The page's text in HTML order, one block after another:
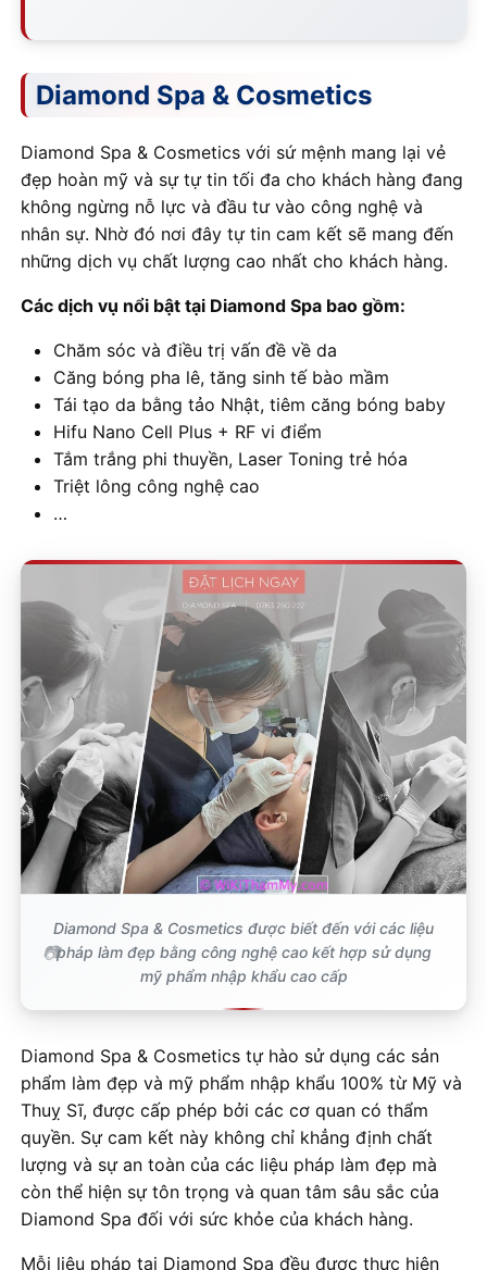
Diamond Spa & Cosmetics
Diamond Spa & Cosmetics với sứ mệnh mang lại vẻ
đẹp hoàn mỹ và sự tự tin tối đa cho khách hàng đang
không ngừng nỗ lực và đầu tư vào công nghệ và
nhân sự. Nhờ đó nơi đây tự tin cam kết sẽ mang đến
những dịch vụ chất lượng cao nhất cho khách hàng.
Các dịch vụ nổi bật tại Diamond Spa bao gồm:
Chăm sóc và điều trị vấn đề về da
Căng bóng pha lê, tăng sinh tế bào mầm
Tái tạo da bằng tảo Nhật, tiêm căng bóng baby
Hifu Nano Cell Plus + RF vi điểm
Tắm trắng phi thuyền, Laser Toning trẻ hóa
Triệt lông công nghệ cao
…
Diamond Spa & Cosmetics được biết đến với các liệu
pháp làm đẹp bằng công nghệ cao kết hợp sử dụng
mỹ phẩm nhập khẩu cao cấp
Diamond Spa & Cosmetics tự hào sử dụng các sản
phẩm làm đẹp và mỹ phẩm nhập khẩu 100% từ Mỹ và
Thuỵ Sĩ, được cấp phép bởi các cơ quan có thẩm
quyền. Sự cam kết này không chỉ khẳng định chất
lượng và sự an toàn của các liệu pháp làm đẹp mà
còn thể hiện sự tôn trọng và quan tâm sâu sắc của
Diamond Spa đối với sức khỏe của khách hàng.
Mỗi liệu pháp tại Diamond Spa đều được thực hiện